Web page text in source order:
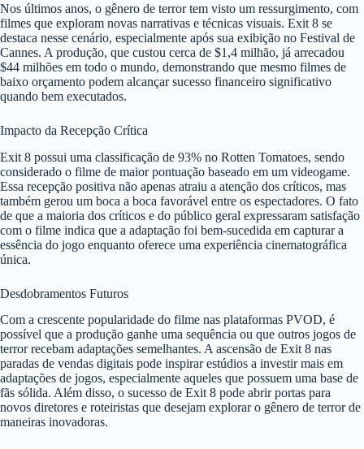
Nos últimos anos, o gênero de terror tem visto um ressurgimento, com
filmes que exploram novas narrativas e técnicas visuais. Exit 8 se
destaca nesse cenário, especialmente após sua exibição no Festival de
Cannes. A produção, que custou cerca de $1,4 milhão, já arrecadou
$44 milhões em todo o mundo, demonstrando que mesmo filmes de
baixo orçamento podem alcançar sucesso financeiro significativo
quando bem executados.
Impacto da Recepção Crítica
Exit 8 possui uma classificação de 93% no Rotten Tomatoes, sendo
considerado o filme de maior pontuação baseado em um videogame.
Essa recepção positiva não apenas atraiu a atenção dos críticos, mas
também gerou um boca a boca favorável entre os espectadores. O fato
de que a maioria dos críticos e do público geral expressaram satisfação
com o filme indica que a adaptação foi bem-sucedida em capturar a
essência do jogo enquanto oferece uma experiência cinematográfica
única.
Desdobramentos Futuros
Com a crescente popularidade do filme nas plataformas PVOD, é
possível que a produção ganhe uma sequência ou que outros jogos de
terror recebam adaptações semelhantes. A ascensão de Exit 8 nas
paradas de vendas digitais pode inspirar estúdios a investir mais em
adaptações de jogos, especialmente aqueles que possuem uma base de
fãs sólida. Além disso, o sucesso de Exit 8 pode abrir portas para
novos diretores e roteiristas que desejam explorar o gênero de terror de
maneiras inovadoras.